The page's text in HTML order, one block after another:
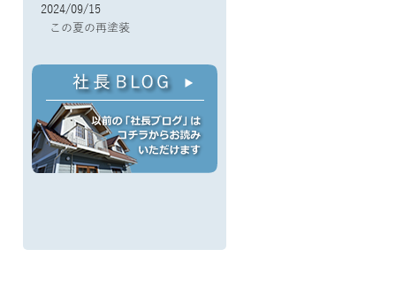
2024/09/15
この夏の再塗装